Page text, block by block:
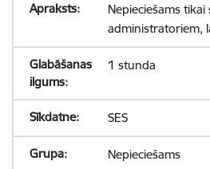
Nepieciešams tikai
administratoriem,
1 stunda
SES
Nepieciešams